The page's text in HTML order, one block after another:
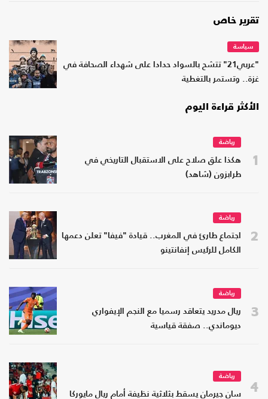
تقرير خاص
سياسة
"عربي21" تتشح بالسواد حدادا على شهداء الصحافة في
غزة.. وتستمر بالتغطية
الأكثر قراءة اليوم
1
رياضة
هكذا علق صلاح على الاستقبال التاريخي في
طرابزون (شاهد)
2
رياضة
اجتماع طارئ في المغرب.. قيادة "فيفا" تعلن دعمها
الكامل للرئيس إنفانتينو
3
رياضة
ريال مدريد يتعاقد رسميا مع النجم الإيفواري
ديوماندي.. صفقة قياسية
4
رياضة
سان جيرمان يسقط بثلاثية نظيفة أمام ريال مايوركا